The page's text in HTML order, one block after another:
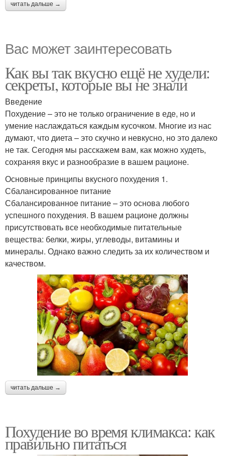
читать дальше →
Вас может заинтересовать
Как вы так вкусно ещё не худели:
секреты, которые вы не знали
Введение
Похудение – это не только ограничение в еде, но и
умение наслаждаться каждым кусочком. Многие из нас
думают, что диета – это скучно и невкусно, но это далеко
не так. Сегодня мы расскажем вам, как можно худеть,
сохраняя вкус и разнообразие в вашем рационе.
Основные принципы вкусного похудения 1.
Сбалансированное питание
Сбалансированное питание – это основа любого
успешного похудения. В вашем рационе должны
присутствовать все необходимые питательные
вещества: белки, жиры, углеводы, витамины и
минералы. Однако важно следить за их количеством и
качеством.
читать дальше →
Похудение во время климакса: как
правильно питаться